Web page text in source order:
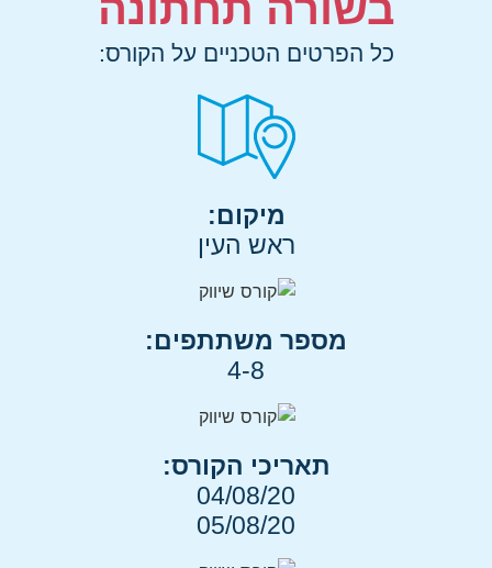
כל הפרטים הטכניים על הקורס:
מיקום:
ראש העין
מספר משתתפים:
4-8
תאריכי הקורס:
04/08/20
05/08/20